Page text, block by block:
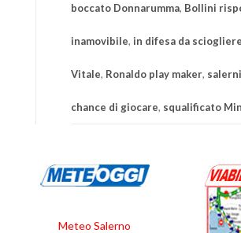
boccato Donnarumma, Bollini
inamovibile, in difesa da
Vitale, Ronaldo play maker,
chance di giocare, squalificato
Meteo Salerno